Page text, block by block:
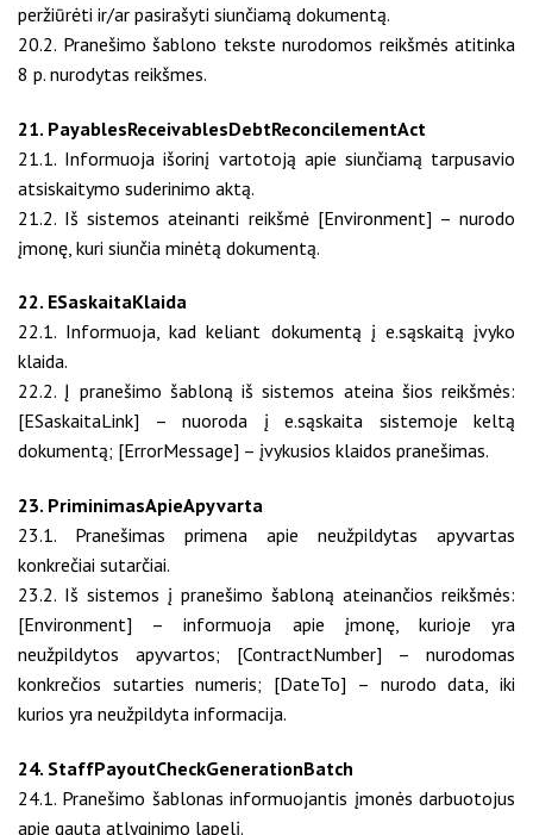
peržiūrėti ir/ar pasirašyti siunčiamą dokumentą.
20.2. Pranešimo šablono tekste nurodomos reikšmės atitinka
8 p. nurodytas reikšmes.
21. PayablesReceivablesDebtReconcilementAct
21.1. Informuoja išorinį vartotoją apie siunčiamą tarpusavio
atsiskaitymo suderinimo aktą.
21.2. Iš sistemos ateinanti reikšmė [Environment] – nurodo
įmonę, kuri siunčia minėtą dokumentą.
22. ESaskaitaKlaida
22.1. Informuoja, kad keliant dokumentą į e.sąskaitą įvyko
klaida.
22.2. Į pranešimo šabloną iš sistemos ateina šios reikšmės:
[ESaskaitaLink] – nuoroda į e.sąskaita sistemoje keltą
dokumentą; [ErrorMessage] – įvykusios klaidos pranešimas.
23. PriminimasApieApyvarta
23.1. Pranešimas primena apie neužpildytas apyvartas
konkrečiai sutarčiai.
23.2. Iš sistemos į pranešimo šabloną ateinančios reikšmės:
[Environment] – informuoja apie įmonę, kurioje yra
neužpildytos apyvartos; [ContractNumber] – nurodomas
konkrečios sutarties numeris; [DateTo] – nurodo data, iki
kurios yra neužpildyta informacija.
24. StaffPayoutCheckGenerationBatch
24.1. Pranešimo šablonas informuojantis įmonės darbuotojus
apie gautą atlyginimo lapelį.